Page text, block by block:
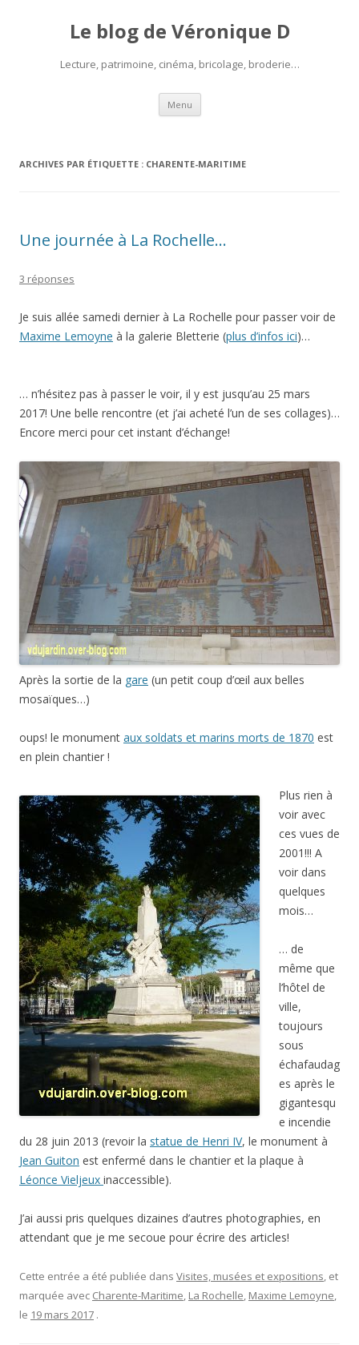
Le blog de Véronique D
Lecture, patrimoine, cinéma, bricolage, broderie…
Menu Aller
contenu
ARCHIVES PAR ÉTIQUETTE : CHARENTE-MARITIME
Une journée à La Rochelle…
3 réponses
Je suis allée samedi dernier à La Rochelle pour passer voir de
Maxime Lemoyne à la galerie Bletterie (plus d’infos ici)…
… n’hésitez pas à passer le voir, il y est jusqu’au 25 mars
2017! Une belle rencontre (et j’ai acheté l’un de ses collages)…
Encore merci pour cet instant d’échange!
Après la sortie de la gare (un petit coup d’œil aux belles
mosaïques…)
oups! le monument aux soldats et marins morts de 1870 est
en plein chantier !
Plus rien à
voir avec
ces vues de
2001!!! A
voir dans
quelques
mois…
… de
même que
l’hôtel de
ville,
toujours
sous
échafaudag
es après le
gigantesqu
e incendie
du 28 juin 2013 (revoir la statue de Henri IV, le monument à
Jean Guiton est enfermé dans le chantier et la plaque à
Léonce Vieljeux inaccessible).
J’ai aussi pris quelques dizaines d’autres photographies, en
attendant que je me secoue pour écrire des articles!
Cette entrée a été publiée dans Visites, musées et expositions, et
marquée avec Charente-Maritime, La Rochelle, Maxime Lemoyne,
le 19 mars 2017 .